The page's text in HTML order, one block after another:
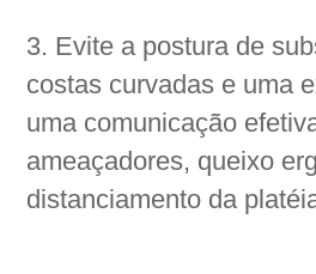
3. Evite a postura de
costas curvadas e uma
uma comunicação
ameaçadores, queixo
distanciamento da